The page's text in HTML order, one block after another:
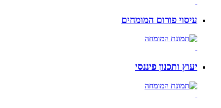
עיסוי פורום המומחים
יעוץ ותכנון פיננסי